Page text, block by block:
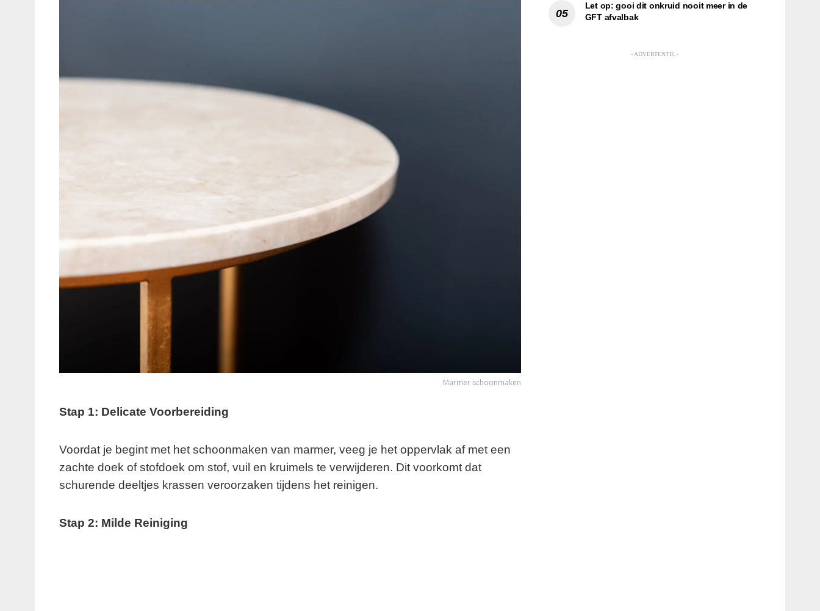
Marmer schoonmaken
Stap 1: Delicate Voorbereiding
Voordat je begint met het schoonmaken van marmer, veeg je het oppervlak af met een
zachte doek of stofdoek om stof, vuil en kruimels te verwijderen. Dit voorkomt dat
schurende deeltjes krassen veroorzaken tijdens het reinigen.
Stap 2: Milde Reiniging
Let op: gooi dit onkruid nooit meer in de
GFT afvalbak
- ADVERTENTIE -